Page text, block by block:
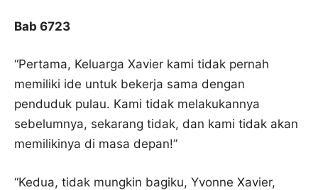
Bab 6723
“Pertama, Keluarga Xavier kami tidak pernah
memiliki ide untuk bekerja sama dengan
penduduk pulau. Kami tidak melakukannya
sebelumnya, sekarang tidak, dan kami tidak akan
memilikinya di masa depan!”
“Kedua, tidak mungkin bagiku, Yvonne Xavier,